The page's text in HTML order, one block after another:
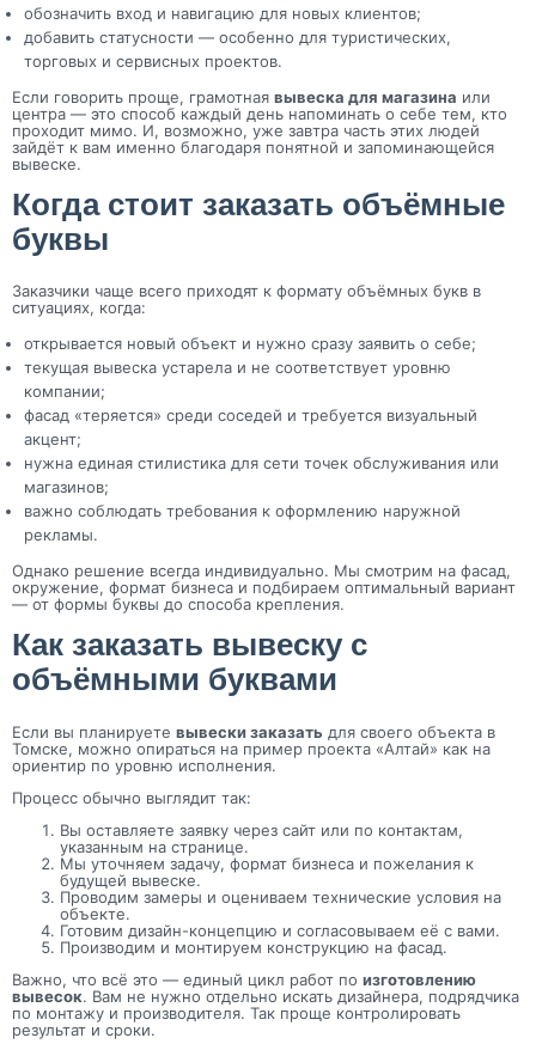
обозначить вход и навигацию для новых клиентов;
добавить статусности — особенно для туристических,
торговых и сервисных проектов.
Если говорить проще, грамотная вывеска для магазина или
центра — это способ каждый день напоминать о себе тем, кто
проходит мимо. И, возможно, уже завтра часть этих людей
зайдёт к вам именно благодаря понятной и запоминающейся
вывеске.
Когда стоит заказать объёмные
буквы
Заказчики чаще всего приходят к формату объёмных букв в
ситуациях, когда:
открывается новый объект и нужно сразу заявить о себе;
текущая вывеска устарела и не соответствует уровню
компании;
фасад «теряется» среди соседей и требуется визуальный
акцент;
нужна единая стилистика для сети точек обслуживания или
магазинов;
важно соблюдать требования к оформлению наружной
рекламы.
Однако решение всегда индивидуально. Мы смотрим на фасад,
окружение, формат бизнеса и подбираем оптимальный вариант
— от формы буквы до способа крепления.
Как заказать вывеску с
объёмными буквами
Если вы планируете вывески заказать для своего объекта в
Томске, можно опираться на пример проекта «Алтай» как на
ориентир по уровню исполнения.
Процесс обычно выглядит так:
Вы оставляете заявку через сайт или по контактам,
указанным на странице.
Мы уточняем задачу, формат бизнеса и пожелания к
будущей вывеске.
Проводим замеры и оцениваем технические условия на
объекте.
Готовим дизайн-концепцию и согласовываем её с вами.
Производим и монтируем конструкцию на фасад.
Важно, что всё это — единый цикл работ по изготовлению
вывесок. Вам не нужно отдельно искать дизайнера, подрядчика
по монтажу и производителя. Так проще контролировать
результат и сроки.